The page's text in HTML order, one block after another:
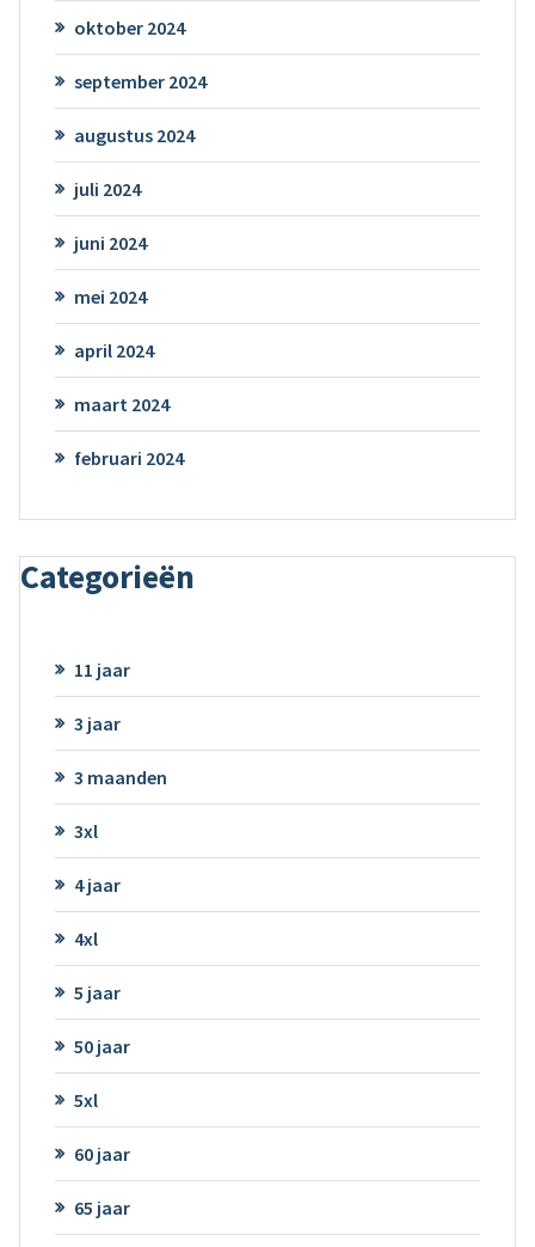
oktober 2024
september 2024
augustus 2024
juli 2024
juni 2024
mei 2024
april 2024
maart 2024
februari 2024
Categorieën
11 jaar
3 jaar
3 maanden
3xl
4 jaar
4xl
5 jaar
50 jaar
5xl
60 jaar
65 jaar